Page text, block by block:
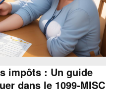
impôts : Un guide
dans le 1099-MISC